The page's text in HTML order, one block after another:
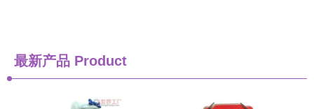
最新产品 Product